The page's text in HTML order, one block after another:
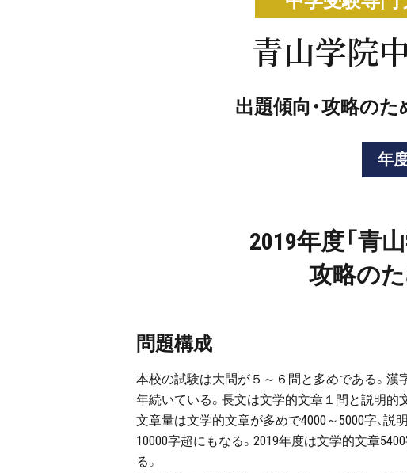
青山学院
出題傾向・攻略の
年
2019年度「青
攻略の
問題構成
本校の試験は大問が５～６問と多めである。漢
年続いている。長文は文学的文章１問と説明的
文章量は文学的文章が多めで4000～5000字、説
10000字超にもなる。2019年度は文学的文章
る。